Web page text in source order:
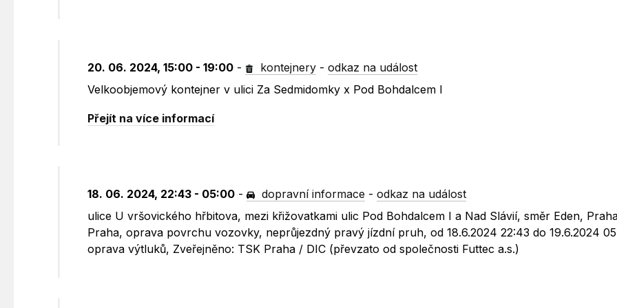
20. 06. 2024, 15:00 - 19:00 - kontejnery -odkaz na událost
Velkoobjemový kontejner v ulici Za Sedmidomky x Pod Bohdalcem I
Přejít na více informací
18. 06. 2024, 22:43 - 05:00 - dopravní informace -odkaz na událost
ulice U vršovického hřbitova, mezi křižovatkami ulic Pod Bohdalcem I a Nad Slávií, směr Eden,
Praha, oprava povrchu vozovky, neprůjezdný pravý jízdní pruh, od 18.6.2024 22:43 do 19.6.2024
oprava výtluků, Zveřejněno: TSK Praha / DIC (převzato od společnosti Futtec a.s.)